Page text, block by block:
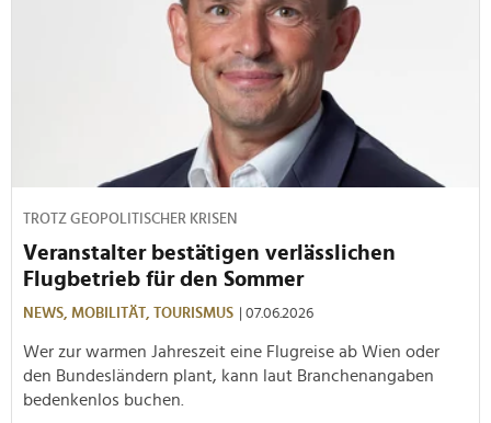
TROTZ GEOPOLITISCHER KRISEN
Veranstalter bestätigen verlässlichen
Flugbetrieb für den Sommer
NEWS, MOBILITÄT, TOURISMUS | 07.06.2026
Wer zur warmen Jahreszeit eine Flugreise ab Wien oder
den Bundesländern plant, kann laut Branchenangaben
bedenkenlos buchen.